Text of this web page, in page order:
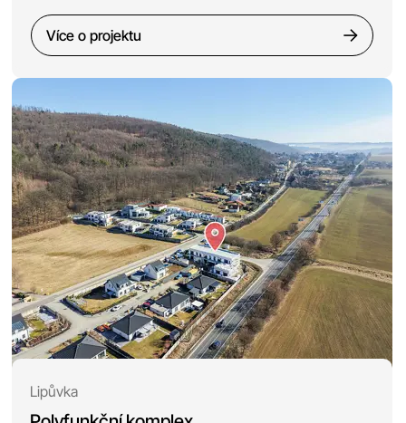
Více o projektu
Lipůvka